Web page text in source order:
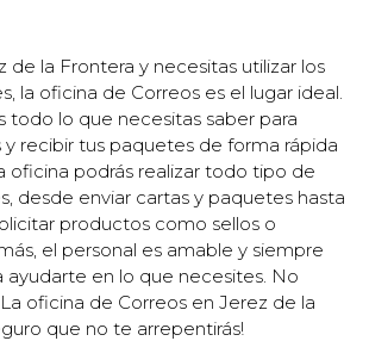
de la Frontera y necesitas utilizar los
la oficina de Correos es el lugar ideal.
todo lo que necesitas saber para
y recibir tus paquetes de forma rápida
oficina podrás realizar todo tipo de
desde enviar cartas y paquetes hasta
productos como sellos o
el personal es amable y siempre
ayudarte en lo que necesites. No
oficina de Correos en Jerez de la
que no te arrepentirás!